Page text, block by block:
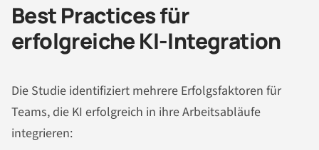
Best Practices für
erfolgreiche KI-Integration
Die Studie identifiziert mehrere Erfolgsfaktoren für
Teams, die KI erfolgreich in ihre Arbeitsabläufe
integrieren: